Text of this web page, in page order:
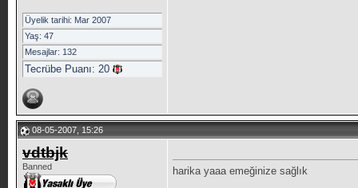
Üyelik tarihi: Mar 2007
Yaş: 47
Mesajlar: 132
Tecrübe Puanı: 20
08-05-2007, 15:26
vdtbjk
Banned
harika yaaa emeğinize sağlık